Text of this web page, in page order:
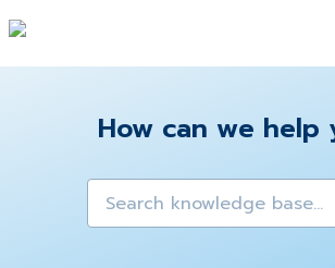
How can we help